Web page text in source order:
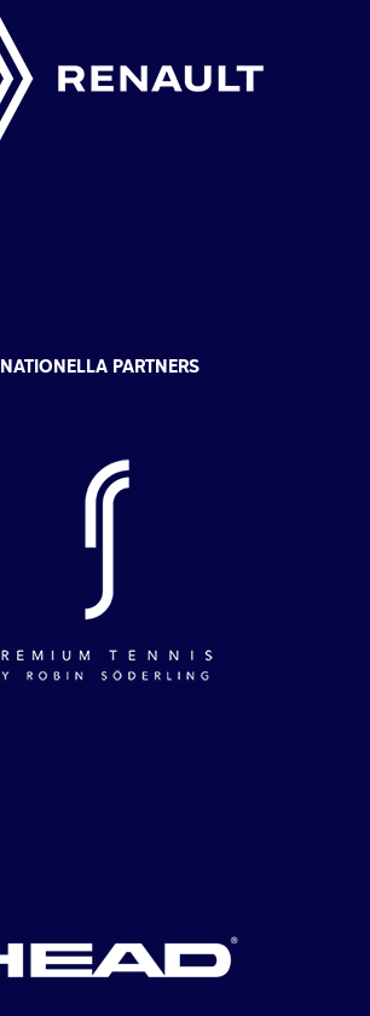
NATIONELLA PARTNERS